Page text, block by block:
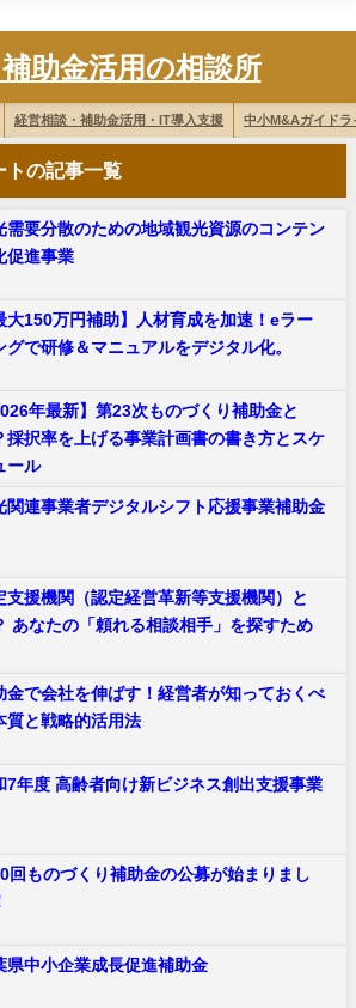
助金活用の相談所
経営相談・補助金活用・IT導入支援 中小M&Aガイドラ
トの記事一覧
需要分散のための地域観光資源のコンテン
促進事業
大150万円補助】人材育成を加速！eラー
グで研修＆マニュアルをデジタル化。
年最新】第23次ものづくり補助金と
採択率を上げる事業計画書の書き方とスケ
ール
関連事業者デジタルシフト応援事業補助金
支援機関（認定経営革新等支援機関）と
あなたの「頼れる相談相手」を探すため
金で会社を伸ばす！経営者が知っておくべ
質と戦略的活用法
7年度 高齢者向け新ビジネス創出支援事業
回ものづくり補助金の公募が始まりまし
県中小企業成長促進補助金